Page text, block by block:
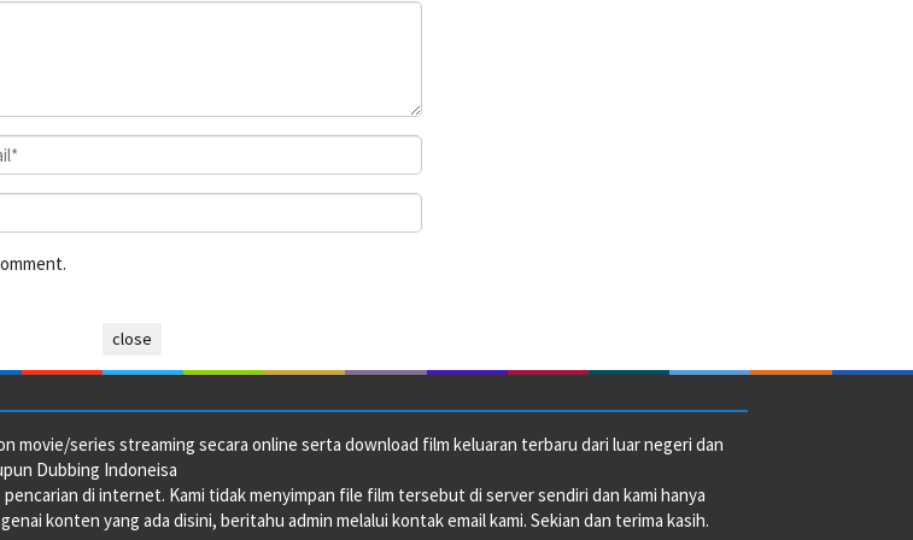
series streaming secara online serta download film keluaran terbaru dari luar negeri dan
Dubbing Indoneisa
di internet. Kami tidak menyimpan file film tersebut di server sendiri dan kami hanya
konten yang ada disini, beritahu admin melalui kontak email kami. Sekian dan terima kasih.
close